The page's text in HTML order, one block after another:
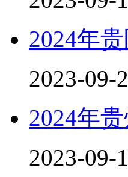
2024年
2023-09-
2024年
2023-09-